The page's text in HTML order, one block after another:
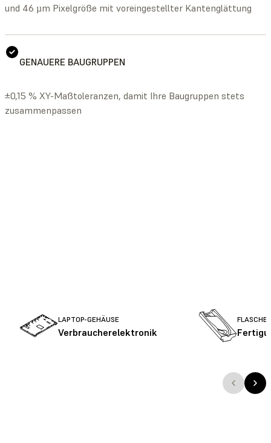
und 46 µm Pixelgröße mit voreingestellter Kantenglättung
GENAUERE BAUGRUPPEN
±0,15 % XY-Maßtoleranzen, damit Ihre Baugruppen stets
zusammenpassen
LAPTOP-GEHÄUSE
Verbraucherelektronik